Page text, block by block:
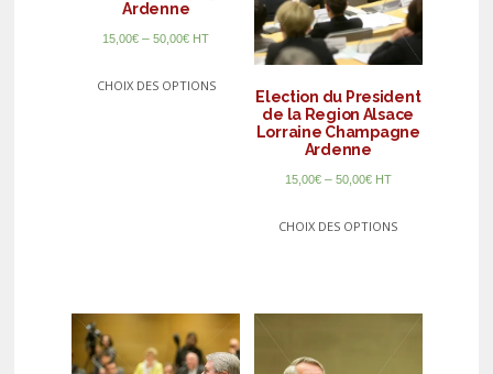
Ardenne
15,00€ –50,00€ HT
CHOIX DES OPTIONS
Election du President
de la Region Alsace
Lorraine Champagne
Ardenne
15,00€– 50,00€ HT
CHOIX DES OPTIONS